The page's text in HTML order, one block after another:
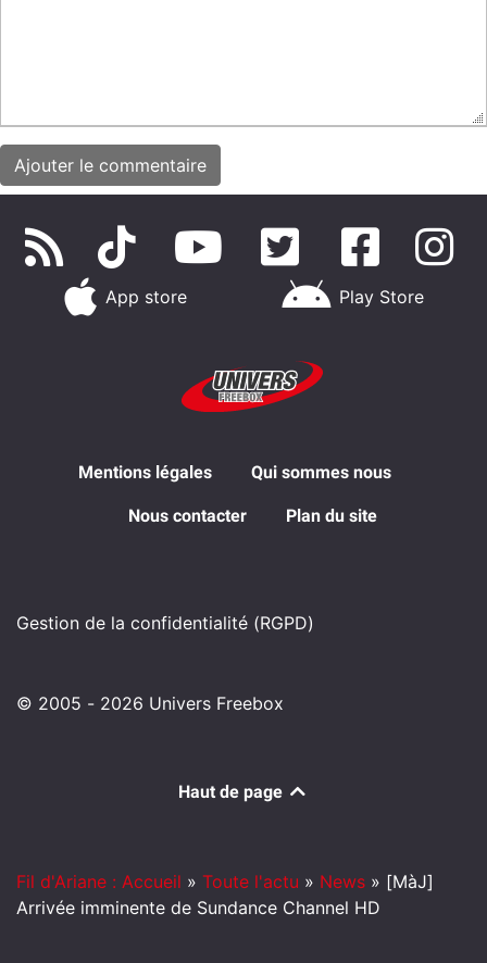
App store Play Store
Mentions légales Qui sommes nous
Nous contacter Plan du site
Gestion de la confidentialité (RGPD)
© 2005 - 2026 Univers Freebox
Haut de page
Fil d'Ariane : Accueil » Toute l'actu » News » [MàJ]
Arrivée imminente de Sundance Channel HD